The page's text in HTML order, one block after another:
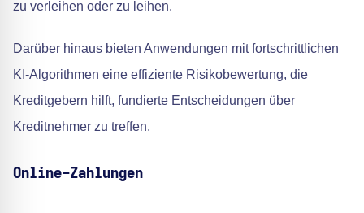
zu verleihen oder zu leihen.
Darüber hinaus bieten Anwendungen mit fortschrittlichen
KI-Algorithmen eine effiziente Risikobewertung, die
Kreditgebern hilft, fundierte Entscheidungen über
Kreditnehmer zu treffen.
Online-Zahlungen